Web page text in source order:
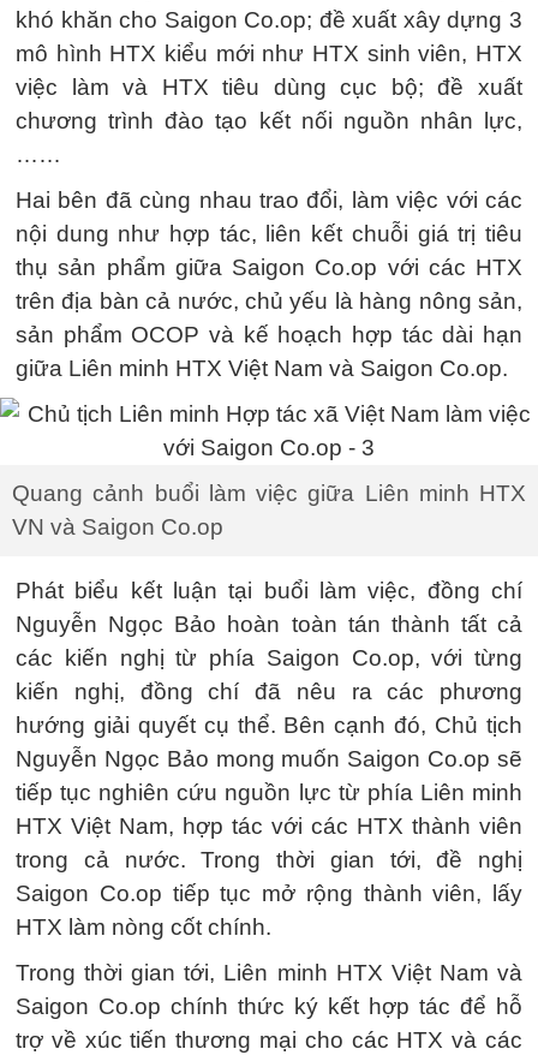
khó khăn cho Saigon Co.op; đề xuất xây dựng 3
mô hình HTX kiểu mới như HTX sinh viên, HTX
việc làm và HTX tiêu dùng cục bộ; đề xuất
chương trình đào tạo kết nối nguồn nhân lực,
……
Hai bên đã cùng nhau trao đổi, làm việc với các
nội dung như hợp tác, liên kết chuỗi giá trị tiêu
thụ sản phẩm giữa Saigon Co.op với các HTX
trên địa bàn cả nước, chủ yếu là hàng nông sản,
sản phẩm OCOP và kế hoạch hợp tác dài hạn
giữa Liên minh HTX Việt Nam và Saigon Co.op.
Quang cảnh buổi làm việc giữa Liên minh HTX
VN và Saigon Co.op
Phát biểu kết luận tại buổi làm việc, đồng chí
Nguyễn Ngọc Bảo hoàn toàn tán thành tất cả
các kiến nghị từ phía Saigon Co.op, với từng
kiến nghị, đồng chí đã nêu ra các phương
hướng giải quyết cụ thể. Bên cạnh đó, Chủ tịch
Nguyễn Ngọc Bảo mong muốn Saigon Co.op sẽ
tiếp tục nghiên cứu nguồn lực từ phía Liên minh
HTX Việt Nam, hợp tác với các HTX thành viên
trong cả nước. Trong thời gian tới, đề nghị
Saigon Co.op tiếp tục mở rộng thành viên, lấy
HTX làm nòng cốt chính.
Trong thời gian tới, Liên minh HTX Việt Nam và
Saigon Co.op chính thức ký kết hợp tác để hỗ
trợ về xúc tiến thương mại cho các HTX và các